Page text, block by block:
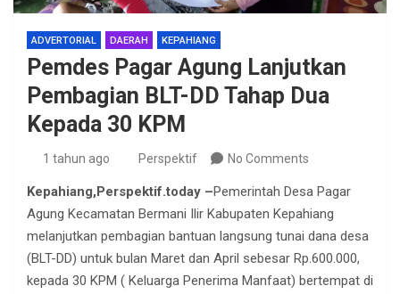
ADVERTORIAL DAERAH KEPAHIANG
Pemdes Pagar Agung Lanjutkan
Pembagian BLT-DD Tahap Dua
Kepada 30 KPM
1 tahun ago Perspektif No Comments
Kepahiang,Perspektif.today –Pemerintah Desa Pagar
Agung Kecamatan Bermani Ilir Kabupaten Kepahiang
melanjutkan pembagian bantuan langsung tunai dana desa
(BLT-DD) untuk bulan Maret dan April sebesar Rp.600.000,
kepada 30 KPM ( Keluarga Penerima Manfaat) bertempat di